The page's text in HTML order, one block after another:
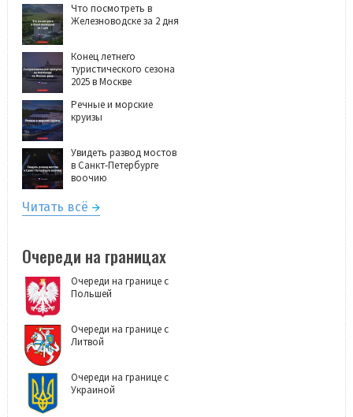
Что посмотреть в
Железноводске за 2 дня
Конец летнего
туристического сезона
2025 в Москве
Речные и морские
круизы
Увидеть развод мостов
в Санкт-Петербурге
воочию
Читать всё
Очереди на границах
Очереди на границе с
Польшей
Очереди на границе с
Литвой
Очереди на границе с
Украиной